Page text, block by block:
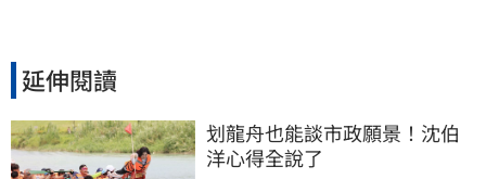
延伸閱讀
划龍舟也能談市政願景！沈伯
洋心得全說了